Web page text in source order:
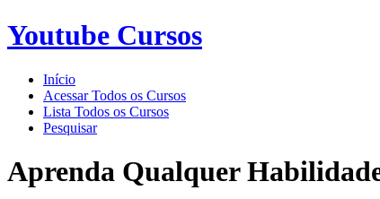
Youtube Cursos
Início
Acessar Todos os Cursos
Lista Todos os Cursos
Pesquisar
Aprenda Qualquer